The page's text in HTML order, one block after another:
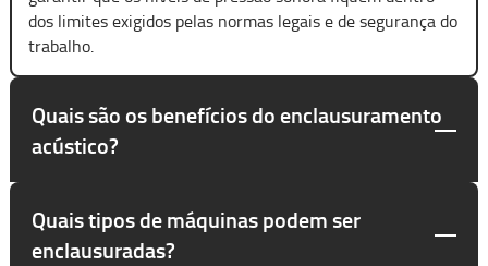
dos limites exigidos pelas normas legais e de segurança do
trabalho.
Quais são os benefícios do enclausuramento
acústico?
Quais tipos de máquinas podem ser
enclausuradas?